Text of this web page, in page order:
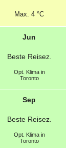
Max. 4 °C
Jun
Beste Reisez.
Opt. Klima in
Toronto
Sep
Beste Reisez.
Opt. Klima in
Toronto